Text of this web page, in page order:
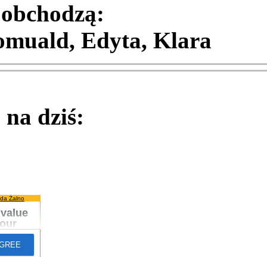
Edyta, Klara
na dziś:
Żalno